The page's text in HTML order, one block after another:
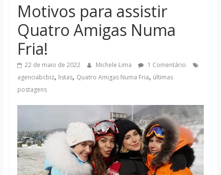
livros,
filmes,
séries
notícias
Motivos para assistir
Quatro Amigas Numa
Fria!
22 de maio de 2022 Michele Lima
1 Comentário
agenciabcbiz, listas, Quatro Amigas Numa Fria, últimas
postagens